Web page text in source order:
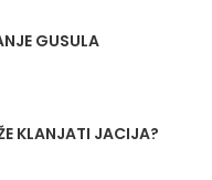
GUSULA
KLANJATI JACIJA?